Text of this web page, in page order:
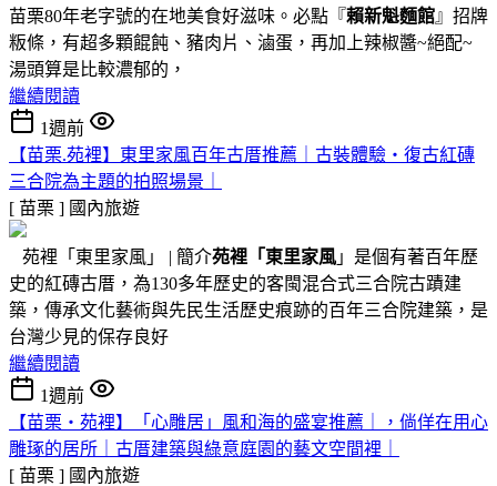
苗栗80年老字號的在地美食好滋味。必點『賴新魁麵館』招牌
粄條，有超多顆餛飩、豬肉片、滷蛋，再加上辣椒醬~絕配~
湯頭算是比較濃郁的，
繼續閱讀
1週前
【苗栗.苑裡】東里家風百年古厝推薦｜古裝體驗・復古紅磚
三合院為主題的拍照場景｜
[ 苗栗 ] 國內旅遊
苑裡「東里家風」 | 簡介苑裡「東里家風 」是個有著百年歷
史的紅磚古厝，為130多年歷史的客閩混合式三合院古蹟建
築，傳承文化藝術與先民生活歷史痕跡的百年三合院建築，是
台灣少見的保存良好
繼續閱讀
1週前
【苗栗・苑裡】「心雕居」風和海的盛宴推薦｜，倘佯在用心
雕琢的居所｜古厝建築與綠意庭園的藝文空間裡｜
[ 苗栗 ] 國內旅遊